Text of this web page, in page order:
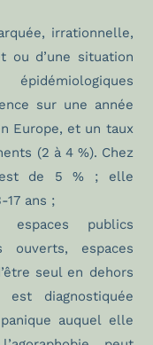
irrationnelle,
ou d’une situation
sur une année
Europe, et un taux
(2 à 4 %). Chez
est de 5 % ; elle
17 ans ;
espaces publics
ouverts, espaces
seul en dehors
est diagnostiquée
auquel elle